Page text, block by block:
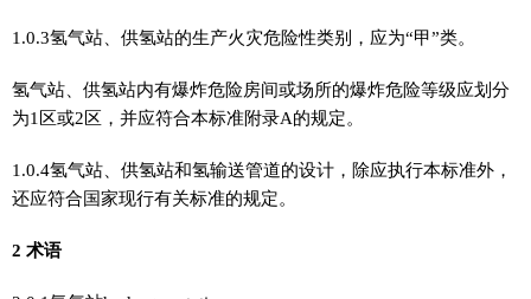
1.0.3氢气站、供氢站的生产火灾危险性类别，应为“甲”类。
氢气站、供氢站内有爆炸危险房间或场所的爆炸危险等级应划分
为1区或2区，并应符合本标准附录A的规定。
1.0.4氢气站、供氢站和氢输送管道的设计，除应执行本标准外，
还应符合国家现行有关标准的规定。
2 术语